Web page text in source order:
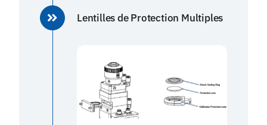
Lentilles de Protection Multiples